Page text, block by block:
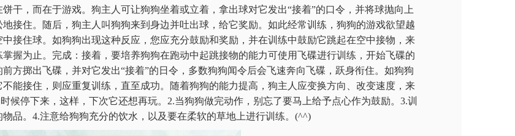
干，而在于游戏。狗主人可让狗狗坐着或立着，拿出球对它发出“接着”的口令，并将球抛向上
接住。随后，狗主人叫狗狗来到身边并吐出球，给它奖励。如此经常训练，狗狗的游戏欲望越
接住球。如狗狗出现这种反应，您应充分鼓励和奖励，并在训练中鼓励它跳起在空中接物，来
握为止。完成：接着，要培养狗狗在跑动中起跳接物的能力可使用飞碟进行训练，开始飞碟的
方掷出飞碟，并对它发出“接着”的日令，多数狗狗闻令后会飞速奔向飞碟，跃身衔住。如狗狗
能接住，则应重复训练，直至成功。随着狗狗的能力提高，狗主人应变换方向、改变速度，来
候停下来，这样，下次它还想再玩。2.当狗狗做完动作，别忘了要马上给予点心作为鼓励。3.训
品。4.注意给狗狗充分的饮水，以及要在柔软的草地上进行训练。(^^)